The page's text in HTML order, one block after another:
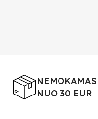
NUO 30 EUR